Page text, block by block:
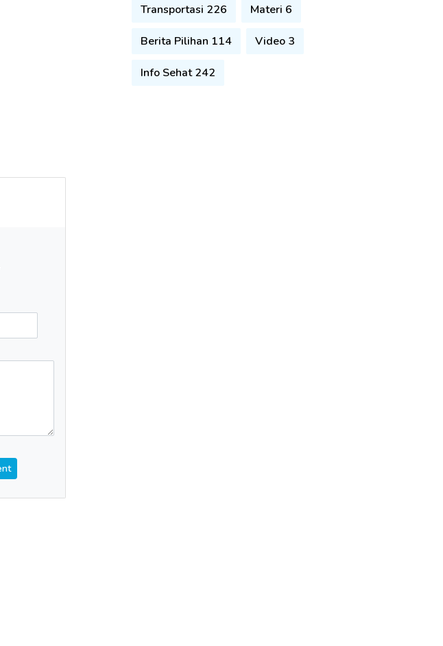
Transportasi 226 Materi 6
Berita Pilihan 114 Video 3
Info Sehat 242